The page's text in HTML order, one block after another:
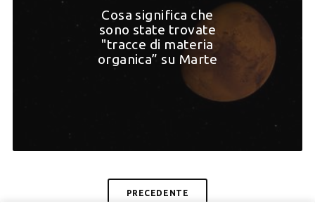
Cosa significa che
sono state trovate
"tracce di materia
organica” su Marte
PRECEDENTE